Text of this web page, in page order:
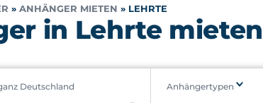
» ANHÄNGER MIETEN » LEHRTE
in Lehrte mieten
Deutschland Anhängertypen